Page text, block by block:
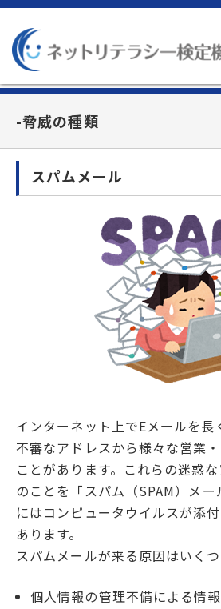
-脅威の種類
スパムメール
インターネット上でEメールを長
不審なアドレスから様々な営業
ことがあります。これらの迷惑
のことを「スパム（SPAM）メー
にはコンピュータウイルスが添
あります。
スパムメールが来る原因はいくつ
個人情報の管理不備による情報